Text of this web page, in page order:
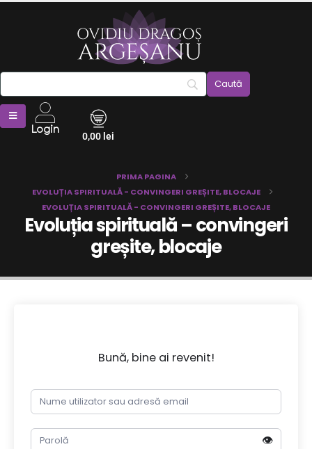
Login 0,00 lei
PRIMA PAGINA
EVOLUȚIA SPIRITUALĂ - CONVINGERI GREȘITE, BLOCAJE
EVOLUȚIA SPIRITUALĂ - CONVINGERI GREȘITE, BLOCAJE
Evoluția spirituală – convingeri
greșite, blocaje
Bună, bine ai revenit!
👁️